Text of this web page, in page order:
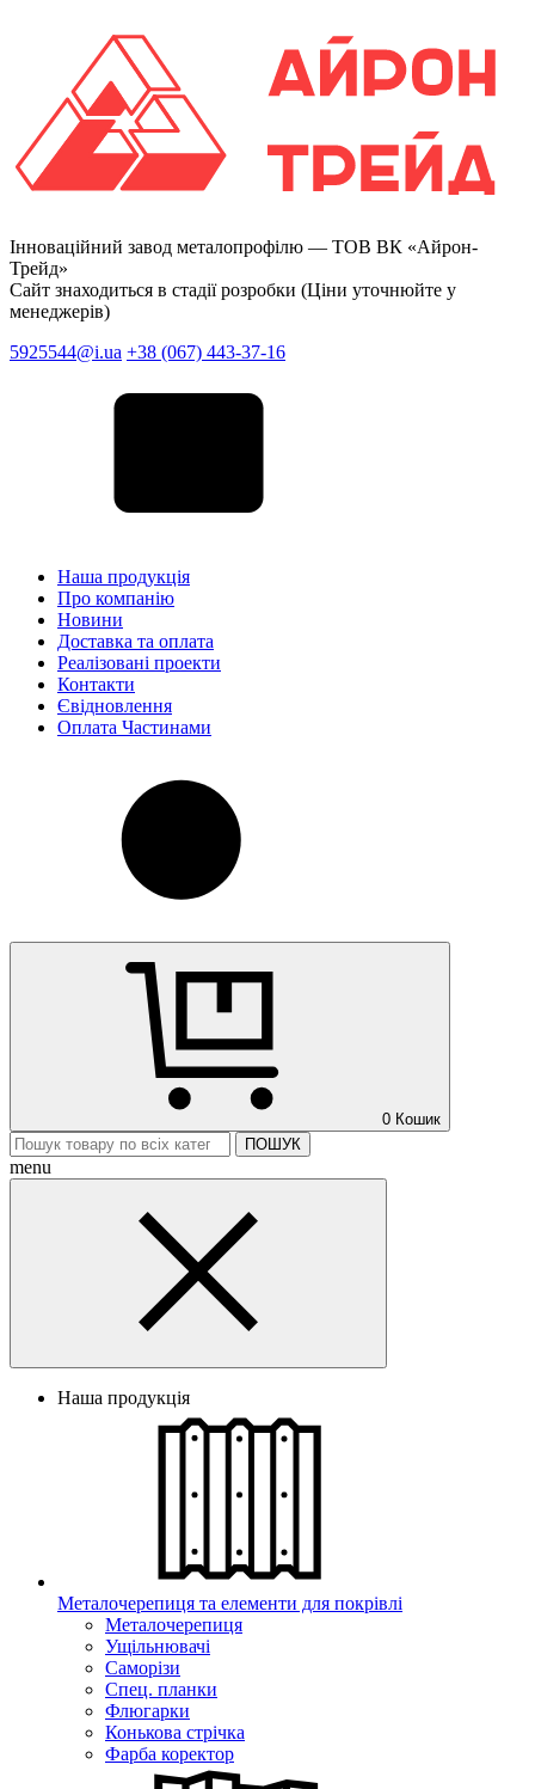
Інноваційний завод металопрофілю — ТОВ ВК «Айрон-
Трейд»
Сайт знаходиться в стадії розробки (Ціни уточнюйте у
менеджерів)
5925544@i.ua +38 (067) 443-37-16
Наша продукція
Про компанію
Новини
Доставка та оплата
Реалізовані проекти
Контакти
Євідновлення
Оплата Частинами
0 Кошик
ПОШУК
menu
Наша продукція
Металочерепиця та елементи для покрівлі
Металочерепиця
Ущільнювачі
Саморізи
Спец. планки
Флюгарки
Конькова стрічка
Фарба коректор